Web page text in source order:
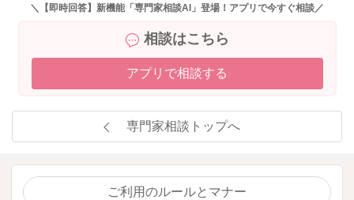
＼【即時回答】新機能「専門家相談AI」登場！アプリで今すぐ相談／
相談はこちら
アプリで相談する
専門家相談トップへ
ご利用のルールとマナー